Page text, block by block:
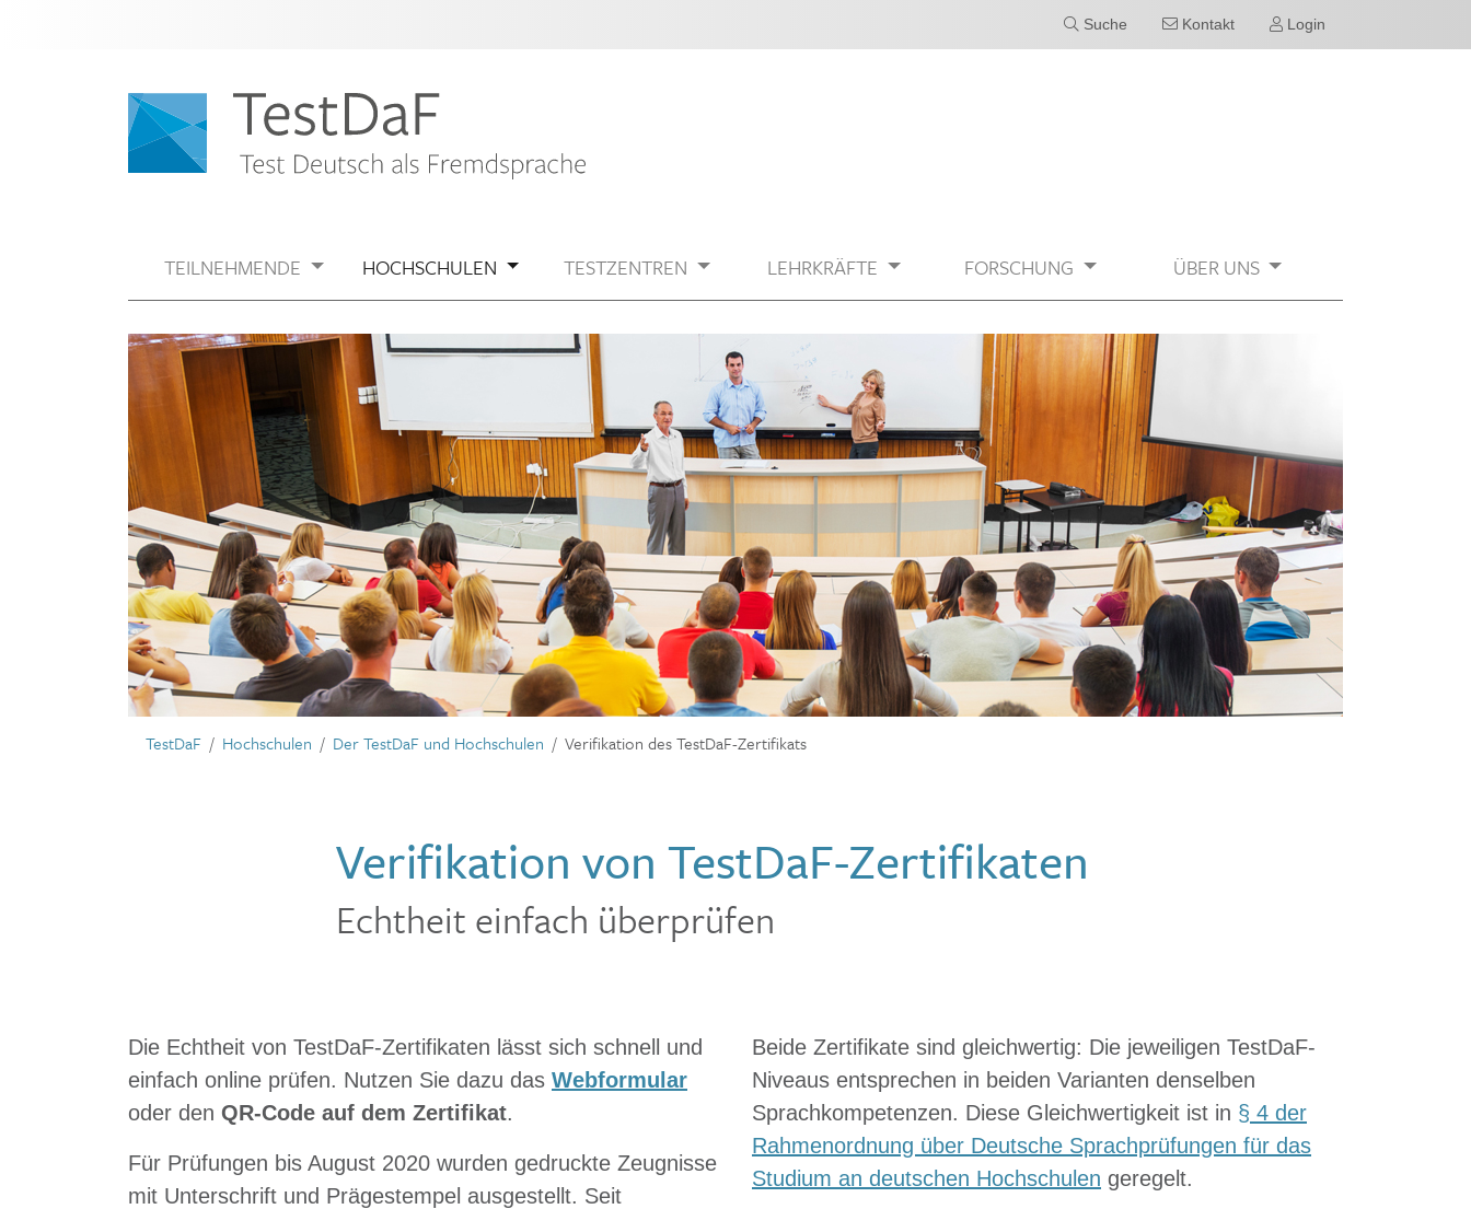
Suche Kontakt Login
TEILNEHMENDE HOCHSCHULEN TESTZENTREN LEHRKRÄFTE FORSCHUNG ÜBER UNS
TestDaF Hochschulen Der TestDaF und Hochschulen Verifikation des TestDaF-Zertifikats
Verifikation von TestDaF-Zertifikaten
Echtheit einfach überprüfen
Die Echtheit von TestDaF-Zertifikaten lässt sich schnell und
einfach online prüfen. Nutzen Sie dazu das Webformular
oder den QR-Code auf dem Zertifikat.
Für Prüfungen bis August 2020 wurden gedruckte Zeugnisse
mit Unterschrift und Prägestempel ausgestellt. Seit
Beide Zertifikate sind gleichwertig: Die jeweiligen TestDaF-
Niveaus entsprechen in beiden Varianten denselben
Sprachkompetenzen. Diese Gleichwertigkeit ist in § 4 der
Rahmenordnung über Deutsche Sprachprüfungen für das
Studium an deutschen Hochschulen geregelt.